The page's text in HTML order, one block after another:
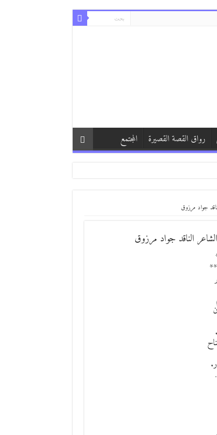
رواق القصة القصيرة المجتمع
جواد مرزوق
الناقد جواد مرزوق